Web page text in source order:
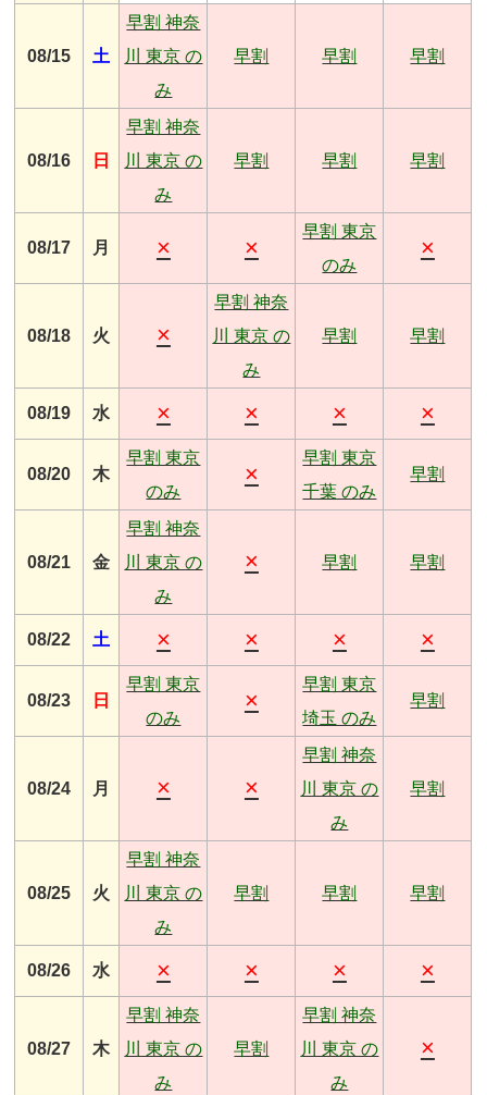
08/15 土
早割 神奈
川 東京 の
み
早割 早割 早割
08/16 日
早割 神奈
川 東京 の
み
早割 早割 早割
08/17 月 × ×
早割 東京
のみ
×
08/18 火 ×
早割 神奈
川 東京 の
み
早割 早割
08/19 水 × × × ×
08/20 木
早割 東京
のみ
×
早割 東京
千葉 のみ
早割
08/21 金
早割 神奈
川 東京 の
み
× 早割 早割
08/22 土 × × × ×
08/23 日
早割 東京
のみ
×
早割 東京
埼玉 のみ
早割
08/24 月 × ×
早割 神奈
川 東京 の
み
早割
08/25 火
早割 神奈
川 東京 の
み
早割 早割 早割
08/26 水 × × × ×
08/27 木
早割 神奈
川 東京 の
み
早割
早割 神奈
川 東京 の
み
×